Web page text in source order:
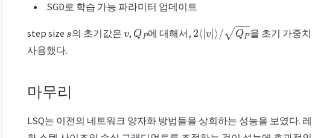
SGD로 학습 가능 파라미터 업데이트
step size 의 초기값은 , QP 에 대해서, 2 ⟨| |⟩ Q P
을 초기 가중
사용했다.
마무리
LSQ는 이전의 네트워크 양자화 방법들을 상회하는 성능을 보였다.